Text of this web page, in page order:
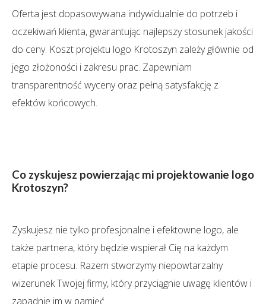
Oferta jest dopasowywana indywidualnie do potrzeb i
oczekiwań klienta, gwarantując najlepszy stosunek jakości
do ceny. Koszt projektu logo Krotoszyn zależy głównie od
jego złożoności i zakresu prac. Zapewniam
transparentność wyceny oraz pełną satysfakcję z
efektów końcowych.
Co zyskujesz powierzając mi projektowanie logo
Krotoszyn?
Zyskujesz nie tylko profesjonalne i efektowne logo, ale
także partnera, który będzie wspierał Cię na każdym
etapie procesu. Razem stworzymy niepowtarzalny
wizerunek Twojej firmy, który przyciągnie uwagę klientów i
zapadnie im w pamięć.